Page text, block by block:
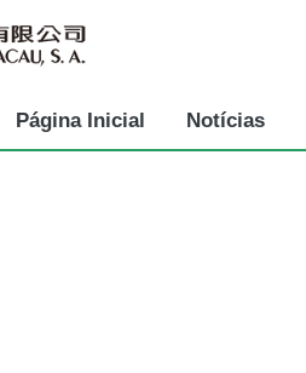
Página Inicial Notícias